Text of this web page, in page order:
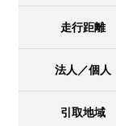
走行距離
法人／個人
引取地域